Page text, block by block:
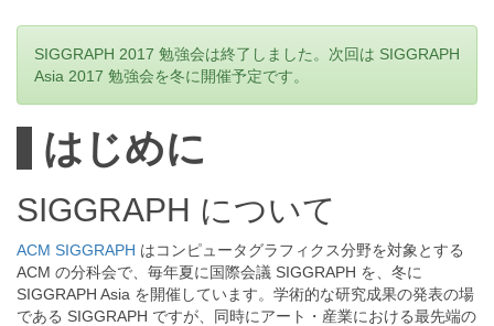
SIGGRAPH 2017 勉強会は終了しました。次回は SIGGRAPH
Asia 2017 勉強会を冬に開催予定です。
はじめに
SIGGRAPH について
ACM SIGGRAPH はコンピュータグラフィクス分野を対象とする
ACM の分科会で、毎年夏に国際会議 SIGGRAPH を、冬に
SIGGRAPH Asia を開催しています。学術的な研究成果の発表の場
である SIGGRAPH ですが、同時にアート・産業における最先端の